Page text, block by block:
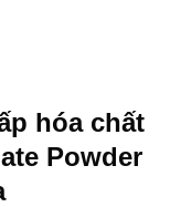
hóa chất
Powder